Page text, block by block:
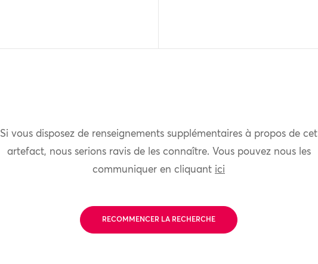
Si vous disposez de renseignements supplémentaires à propos de cet
artefact, nous serions ravis de les connaître. Vous pouvez nous les
communiquer en cliquant ici
RECOMMENCER LA RECHERCHE